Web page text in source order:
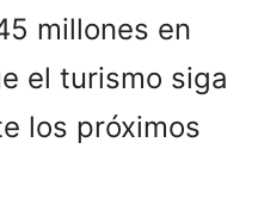
millones en
el turismo siga
los próximos